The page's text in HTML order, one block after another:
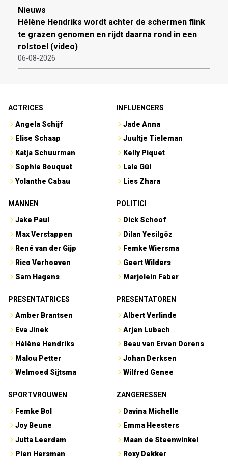
Nieuws
Hélène Hendriks wordt achter de schermen flink
te grazen genomen en rijdt daarna rond in een
rolstoel (video)
06-08-2026
ACTRICES
Angela Schijf
Elise Schaap
Katja Schuurman
Sophie Bouquet
Yolanthe Cabau
INFLUENCERS
Jade Anna
Juultje Tieleman
Kelly Piquet
Lale Gül
Lies Zhara
MANNEN
Jake Paul
Max Verstappen
René van der Gijp
Rico Verhoeven
Sam Hagens
POLITICI
Dick Schoof
Dilan Yesilgöz
Femke Wiersma
Geert Wilders
Marjolein Faber
PRESENTATRICES
Amber Brantsen
Eva Jinek
Hélène Hendriks
Malou Petter
Welmoed Sijtsma
PRESENTATOREN
Albert Verlinde
Arjen Lubach
Beau van Erven Dorens
Johan Derksen
Wilfred Genee
SPORTVROUWEN
Femke Bol
Joy Beune
Jutta Leerdam
Pien Hersman
ZANGERESSEN
Davina Michelle
Emma Heesters
Maan de Steenwinkel
Roxy Dekker